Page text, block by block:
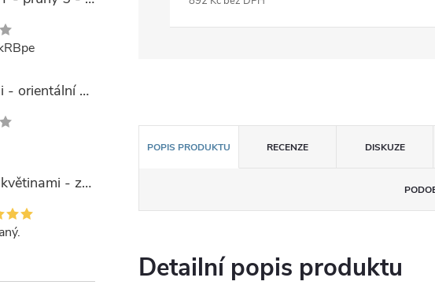
Moderní koberec Dubai - orientální 6 - červený
Krásný koberec Alfa s květinami - zelený
POPIS PRODUKTU RECENZE DISKUZE
Detailní popis produktu